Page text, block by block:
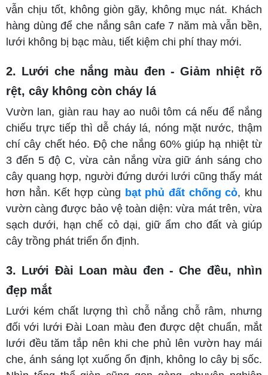
vẫn chịu tốt, không giòn gãy, không mục nát. Khách
hàng dùng để che nắng sân cafe 7 năm mà vẫn bền,
lưới không bị bạc màu, tiết kiệm chi phí thay mới.
2. Lưới che nắng màu đen - Giảm nhiệt rõ
rệt, cây không còn cháy lá
Vườn lan, giàn rau hay ao nuôi tôm cá nếu để nắng
chiếu trực tiếp thì dễ cháy lá, nóng mặt nước, thậm
chí cây chết héo. Độ che nắng 60% giúp hạ nhiệt từ
3 đến 5 độ C, vừa cản nắng vừa giữ ánh sáng cho
cây quang hợp, người đứng dưới lưới cũng thấy mát
hơn hẳn. Kết hợp cùng bạt phủ đất chống cỏ, khu
vườn càng được bảo vệ toàn diện: vừa mát trên, vừa
sạch dưới, hạn chế cỏ dại, giữ ẩm cho đất và giúp
cây trồng phát triển ổn định.
3. Lưới Đài Loan màu đen - Che đều, nhìn
đẹp mắt
Lưới kém chất lượng thì chỗ nắng chỗ râm, nhưng
đối với lưới Đài Loan màu đen được dệt chuẩn, mắt
lưới đều tăm tắp nên khi che phủ lên vườn hay mái
che, ánh sáng lọt xuống ổn định, không lo cây bị sốc.